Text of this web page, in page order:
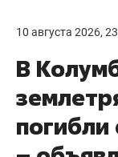
10 августа 2026,
В